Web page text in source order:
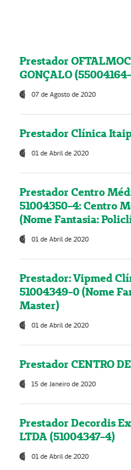
Prestador
GONÇALO
07 de Agosto de 2020
Prestador Clínica
01 de Abril de 2020
Prestador Centro
51004350-4: Centro
(Nome Fantasia:
01 de Abril de 2020
Prestador: Vipmed
51004349-0 (Nome
Master)
01 de Abril de 2020
Prestador CENTRO
15 de Janeiro de 2020
Prestador Decordis
LTDA (51004347-4)
01 de Abril de 2020